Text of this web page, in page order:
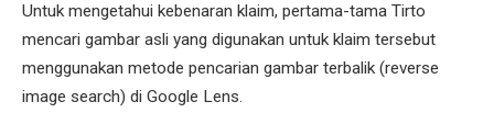
Untuk mengetahui kebenaran klaim, pertama-tama Tirto
mencari gambar asli yang digunakan untuk klaim tersebut
menggunakan metode pencarian gambar terbalik (reverse
image search) di Google Lens.